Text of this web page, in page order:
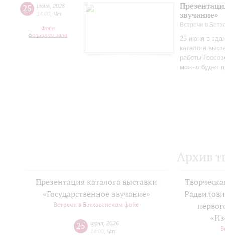
25 июня 2026
14:00 Чт
Фойе
Большого зала
звучание»
Встречи в
25 июня в
каталога
работы
можно будет
Архив
Презентация каталога выставки
«Государственное звучание»
Встречи в Бетховенском фойе
25 июня 2026
14:00 Чт